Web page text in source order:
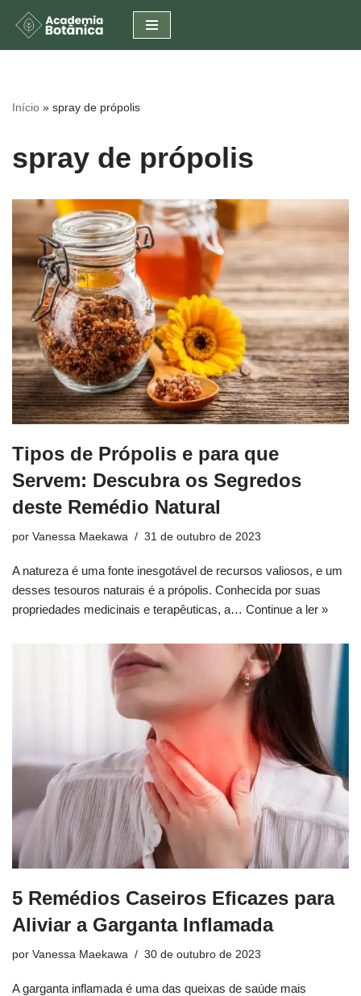
Pular
conteúdo
Início » spray de própolis
spray de própolis
Tipos de Própolis e para que
Servem: Descubra os Segredos
deste Remédio Natural
por Vanessa Maekawa 31 de outubro de 2023
A natureza é uma fonte inesgotável de recursos valiosos, e um
desses tesouros naturais é a própolis. Conhecida por suas
propriedades medicinais e terapêuticas, a… Continue a ler »
5 Remédios Caseiros Eficazes para
Aliviar a Garganta Inflamada
por Vanessa Maekawa 30 de outubro de 2023
A garganta inflamada é uma das queixas de saúde mais